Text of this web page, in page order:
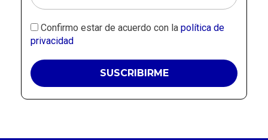
Confirmo estar de acuerdo con la política de
privacidad